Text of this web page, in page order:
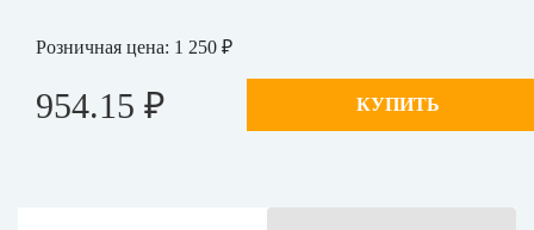
Розничная цена: 1 250 ₽
954.15 ₽ КУПИТЬ